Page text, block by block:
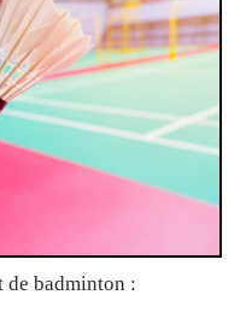
de badminton :